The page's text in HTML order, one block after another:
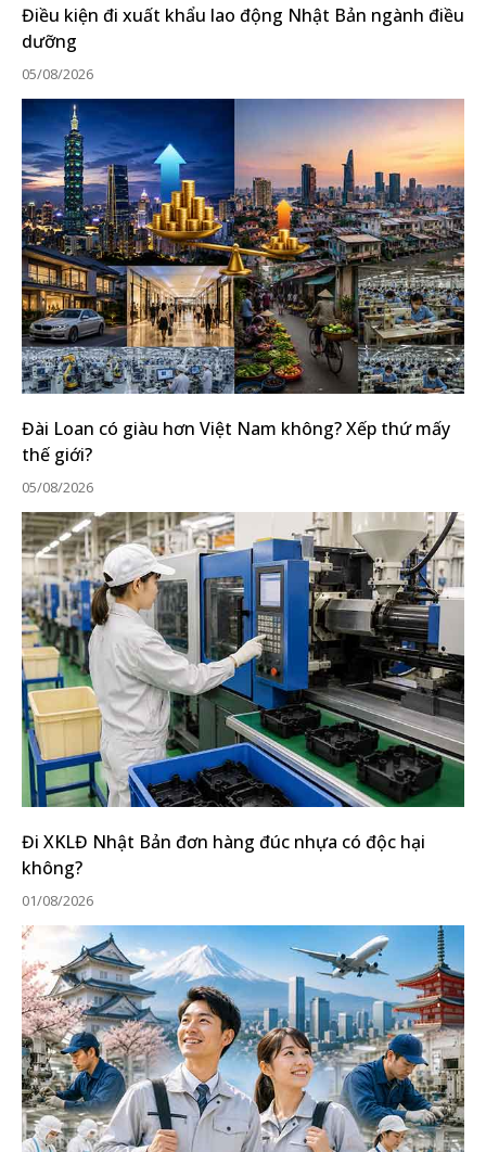
Điều kiện đi xuất khẩu lao động Nhật Bản ngành điều
dưỡng
05/08/2026
Đài Loan có giàu hơn Việt Nam không? Xếp thứ mấy
thế giới?
05/08/2026
Đi XKLĐ Nhật Bản đơn hàng đúc nhựa có độc hại
không?
01/08/2026